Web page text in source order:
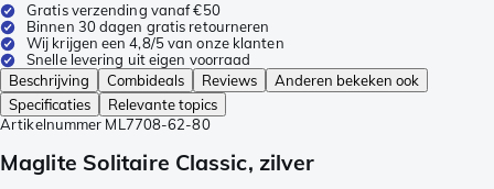
Gratis verzending vanaf €50
Binnen 30 dagen gratis retourneren
Wij krijgen een 4,8/5 van onze klanten
Snelle levering uit eigen voorraad
Beschrijving
Combideals Reviews
Anderen bekeken ook
Specificaties
Relevante topics
Artikelnummer ML7708-62-80
Maglite Solitaire Classic, zilver